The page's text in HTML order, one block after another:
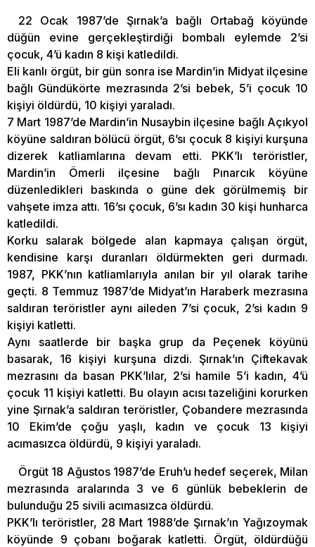
22 Ocak 1987’de Şırnak’a bağlı Ortabağ köyünde
düğün evine gerçekleştirdiği bombalı eylemde 2’si
çocuk, 4’ü kadın 8 kişi katledildi.
Eli kanlı örgüt, bir gün sonra ise Mardin’in Midyat ilçesine
bağlı Gündükörte mezrasında 2’si bebek, 5’i çocuk 10
kişiyi öldürdü, 10 kişiyi yaraladı.
7 Mart 1987’de Mardin’in Nusaybin ilçesine bağlı Açıkyol
köyüne saldıran bölücü örgüt, 6’sı çocuk 8 kişiyi kurşuna
dizerek katliamlarına devam etti. PKK’lı teröristler,
Mardin’in Ömerli ilçesine bağlı Pınarcık köyüne
düzenledikleri baskında o güne dek görülmemiş bir
vahşete imza attı. 16’sı çocuk, 6’sı kadın 30 kişi hunharca
katledildi.
Korku salarak bölgede alan kapmaya çalışan örgüt,
kendisine karşı duranları öldürmekten geri durmadı.
1987, PKK’nın katliamlarıyla anılan bir yıl olarak tarihe
geçti. 8 Temmuz 1987’de Midyat’ın Haraberk mezrasına
saldıran teröristler aynı aileden 7’si çocuk, 2’si kadın 9
kişiyi katletti.
Aynı saatlerde bir başka grup da Peçenek köyünü
basarak, 16 kişiyi kurşuna dizdi. Şırnak’ın Çiftekavak
mezrasını da basan PKK’lılar, 2’si hamile 5’i kadın, 4’ü
çocuk 11 kişiyi katletti. Bu olayın acısı tazeliğini korurken
yine Şırnak’a saldıran teröristler, Çobandere mezrasında
10 Ekim’de çoğu yaşlı, kadın ve çocuk 13 kişiyi
acımasızca öldürdü, 9 kişiyi yaraladı.
Örgüt 18 Ağustos 1987’de Eruh’u hedef seçerek, Milan
mezrasında aralarında 3 ve 6 günlük bebeklerin de
bulunduğu 25 sivili acımasızca öldürdü.
PKK’lı teröristler, 28 Mart 1988’de Şırnak’ın Yağızoymak
köyünde 9 çobanı boğarak katletti. Örgüt, öldürdüğü